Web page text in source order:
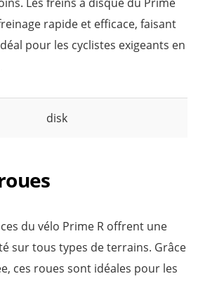
Les freins à disque du Prime
rapide et efficace, faisant
pour les cyclistes exigeants en
disk
du vélo Prime R offrent une
sur tous types de terrains. Grâce
ces roues sont idéales pour les